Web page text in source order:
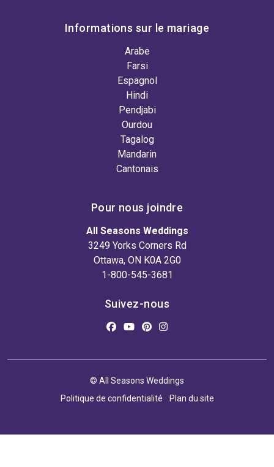
Informations sur le mariage
Arabe
Farsi
Espagnol
Hindi
Pendjabi
Ourdou
Tagalog
Mandarin
Cantonais
Pour nous joindre
All Seasons Weddings
3249 Yorks Corners Rd
Ottawa, ON K0A 2G0
1-800-545-3681
Suivez-nous
© All Seasons Weddings
Politique de confidentialité
Plan du site